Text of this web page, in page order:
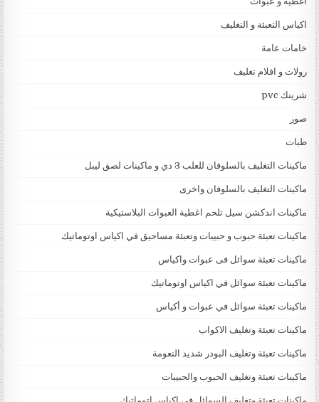
اكياس التعبئة و التغليف
خامات عامة
رولات و افلام تغليف
شرينك pvc
صور
طبات
ماكينات التغليف بالسلوفان للعلب 3 دي و ماكينات لصق ليبل
ماكينات التغليف بالسلوفان واخرى
ماكينات اندكشن سيل تلحم اغطية العبوات البلاستيكية
ماكينات تعبئة حبوب و حبيبات وتعبئة مساحيق في اكياس اوتوماتيك
ماكينات تعبئة سوائل فى عبوات واكياس
ماكينات تعبئة سوائل في اكياس اوتوماتيك
ماكينات تعبئة سوائل في عبوات و أكياس
ماكينات تعبئة وتغليف الاكواب
ماكينات تعبئة وتغليف البودر شديد النعومة
ماكينات تعبئة وتغليف الحبوب والحبيبات